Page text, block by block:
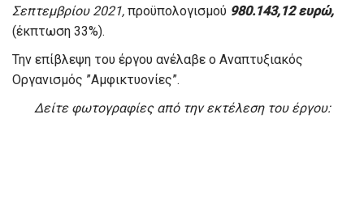
Σεπτεμβρίου 2021, προϋπολογισμού 980.143,12 ευρώ,
(έκπτωση 33%).
Την επίβλεψη του έργου ανέλαβε ο Αναπτυξιακός
Οργανισμός ”Αμφικτυονίες”.
Δείτε φωτογραφίες από την εκτέλεση του έργου: